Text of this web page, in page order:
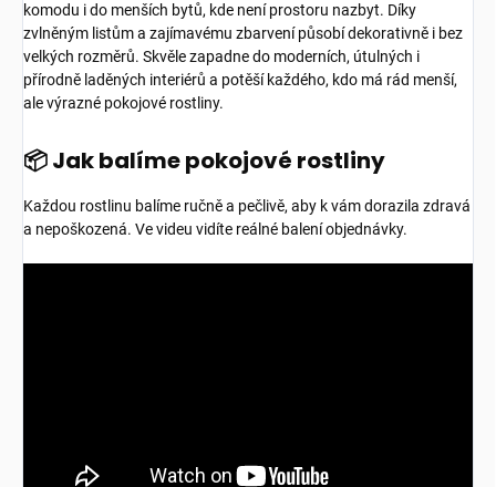
komodu i do menších bytů, kde není prostoru nazbyt. Díky
zvlněným listům a zajímavému zbarvení působí dekorativně i bez
velkých rozměrů. Skvěle zapadne do moderních, útulných i
přírodně laděných interiérů a potěší každého, kdo má rád menší,
ale výrazné pokojové rostliny.
📦 Jak balíme pokojové rostliny
Každou rostlinu balíme ručně a pečlivě, aby k vám dorazila zdravá
a nepoškozená. Ve videu vidíte reálné balení objednávky.